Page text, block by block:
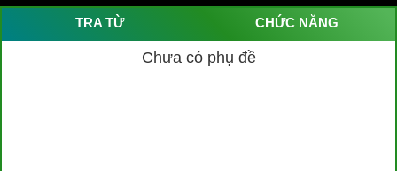
TRA TỪ CHỨC NĂNG
Chưa có phụ đề